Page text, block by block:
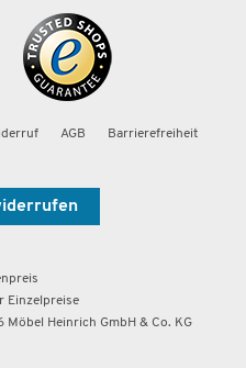
AGB Barrierefreiheit
Einzelpreise
Möbel Heinrich GmbH & Co. KG